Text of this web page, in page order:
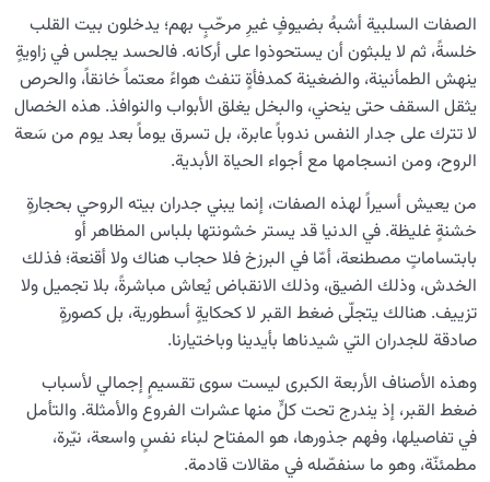
الصفات السلبية أشبهُ بضيوفٍ غيرِ مرحّبٍ بهم؛ يدخلون بيت القلب
خلسةً، ثم لا يلبثون أن يستحوذوا على أركانه. فالحسد يجلس في زاويةٍ
ينهش الطمأنينة، والضغينة كمدفأةٍ تنفث هواءً معتماً خانقاً، والحرص
يثقل السقف حتى ينحني، والبخل يغلق الأبواب والنوافذ. هذه الخصال
لا تترك على جدار النفس ندوباً عابرة، بل تسرق يوماً بعد يوم من سَعة
الروح، ومن انسجامها مع أجواء الحياة الأبدية.
من يعيش أسيراً لهذه الصفات، إنما يبني جدران بيته الروحي بحجارةٍ
خشنةٍ غليظة. في الدنيا قد يستر خشونتها بلباس المظاهر أو
بابتساماتٍ مصطنعة، أمّا في البرزخ فلا حجاب هناك ولا أقنعة؛ فذلك
الخدش، وذلك الضيق، وذلك الانقباض يُعاش مباشرةً، بلا تجميل ولا
تزييف. هنالك يتجلّى ضغط القبر لا كحكايةٍ أسطورية، بل كصورةٍ
صادقة للجدران التي شيدناها بأيدينا وباختيارنا.
وهذه الأصناف الأربعة الكبرى ليست سوى تقسيمٍ إجمالي لأسباب
ضغط القبر، إذ يندرج تحت كلٍّ منها عشرات الفروع والأمثلة. والتأمل
في تفاصيلها، وفهم جذورها، هو المفتاح لبناء نفسٍ واسعة، نيّرة،
مطمئنّة، وهو ما سنفصّله في مقالات قادمة.